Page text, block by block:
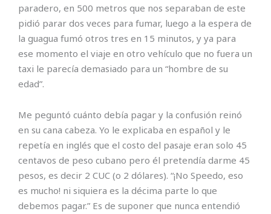
paradero, en 500 metros que nos separaban de este
pidió parar dos veces para fumar, luego a la espera de
la guagua fumó otros tres en 15 minutos, y ya para
ese momento el viaje en otro vehículo que no fuera un
taxi le parecía demasiado para un “hombre de su
edad”.
Me peguntó cuánto debía pagar y la confusión reinó
en su cana cabeza. Yo le explicaba en español y le
repetía en inglés que el costo del pasaje eran solo 45
centavos de peso cubano pero él pretendía darme 45
pesos, es decir 2 CUC (o 2 dólares). “¡No Speedo, eso
es mucho! ni siquiera es la décima parte lo que
debemos pagar.” Es de suponer que nunca entendió